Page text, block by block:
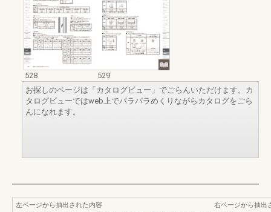
528
529
お探しのページは「カタログビュー」でごらんいただけます。カ
タログビューではweb上でパラパラめくりながらカタログをごら
んになれます。
左ページから抽出された内容
右ページから抽出